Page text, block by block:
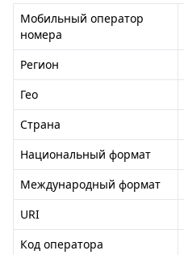
Мобильный оператор
номера
Регион
Гео
Страна
Национальный формат
Международный формат
URI
Код оператора